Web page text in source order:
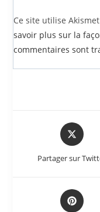
Ce site utilise
savoir plus sur la
commentaires sont
Partager sur